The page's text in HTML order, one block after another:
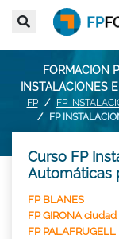
FORMACION
INSTALACIONES
FP
FP
FP
Curso FP
Automáticas
FP BLANES
FP GIRONA ciudad
FP PALAFRUGELL